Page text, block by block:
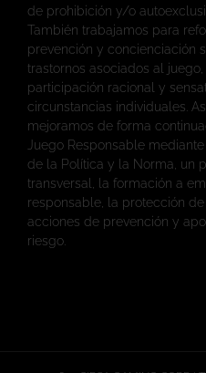
de prohibición y/o
También trabajamos para
prevención y concienciación
trastornos asociados al
participación racional y
circunstancias individuales.
mejoramos de forma
Juego Responsable
de la Política y la Norma, un
transversal, la formación a
responsable, la protección
acciones de prevención y
riesgo.